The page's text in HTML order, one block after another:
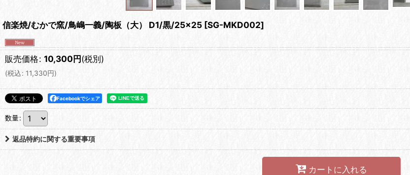
信楽焼/むかで窯/鳥嶋一義/陶板（大） D1/黒/25×25 [SG-MKD002]
販売価格: 10,300円(税別)
(税込: 11,330円)
Facebookでシェア
数量:
返品特約に関する重要事項
カートに入れる